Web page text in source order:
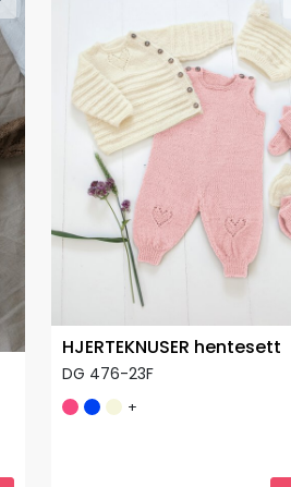
HJERTEKNUSER hentesett
DG 476-23F
+